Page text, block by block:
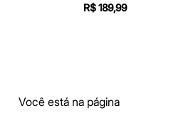
R$ 189,99
Você está na página